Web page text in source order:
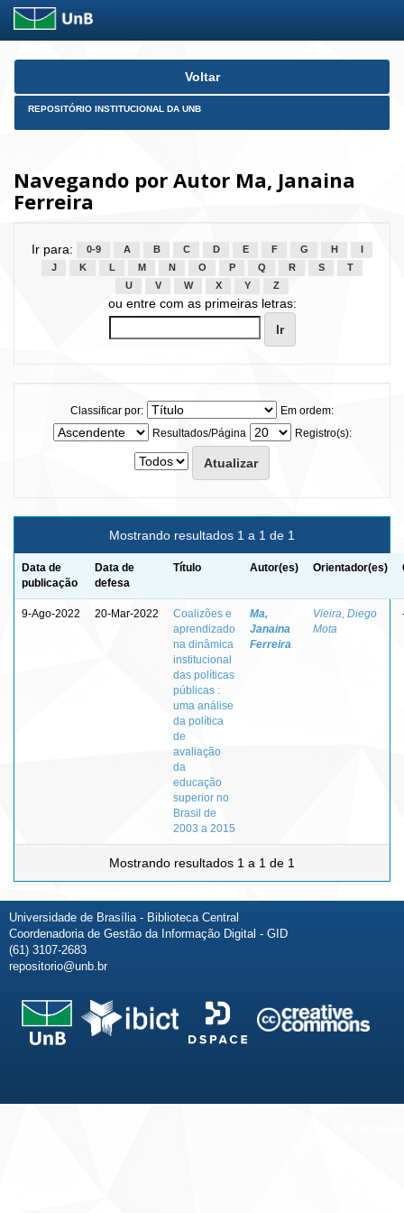
Skip
Voltar
REPOSITÓRIO INSTITUCIONAL DA UNB
Navegando por Autor Ma, Janaina
Ferreira
Ir para: 0-9 A B C D E F G H
J
K L M N O P Q R S
T
U
V W X Y Z
ou entre com as primeiras letras:
Classificar por:
Em ordem:
Resultados/Página
Registro(s):
Mostrando resultados 1 a 1 de 1
Data de
publicação
Data de
defesa
Título Autor(es) Orientador(es)
9-Ago-2022 20-Mar-2022
Coalizões e
aprendizado
na dinâmica
institucional
das políticas
públicas :
uma análise
da política
de
avaliação
da
educação
superior no
Brasil de
2003 a 2015
Ma,
Janaina
Ferreira
Vieira, Diego
Mota
Mostrando resultados 1 a 1 de 1
Universidade de Brasília - Biblioteca Central
Coordenadoria de Gestão da Informação Digital - GID
(61) 3107-2683
repositorio@unb.br